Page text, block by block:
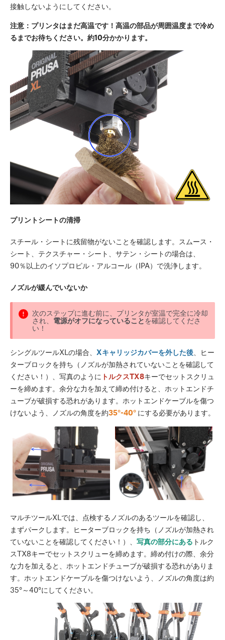
接触しないようにしてください。
注意：プリンタはまだ高温です！高温の部品が周囲温度まで冷め
るまでお待ちください。約10分かかります。
プリントシートの清掃
スチール・シートに残留物がないことを確認します。スムース・
シート、テクスチャー・シート、サテン・シートの場合は、
90％以上のイソプロピル・アルコール（IPA）で洗浄します。
ノズルが緩んでいないか
次のステップに進む前に、プリンタが室温で完全に冷却
され、 電源がオフになっていることを確認してくださ
い！
シングルツールXLの場合、 Xキャリッジカバーを外した後 、ヒー
ターブロックを持ち（ノズルが加熱されていないことを確認して
ください！）、写真のように トルクスTX8キーでセットスクリュ
ーを締めます。余分な力を加えて締め付けると、ホットエンドチ
ューブが破損する恐れがあります。ホットエンドケーブルを傷つ
けないよう、ノズルの角度を約35°-40° にする必要があります。
マルチツールXLでは、点検するノズルのあるツールを確認し、
まずパークします。ヒーターブロックを持ち（ノズルが加熱され
ていないことを確認してください！）、 写真の部分にある トルク
スTX8キーでセットスクリューを締めます。締め付けの際、余分
な力を加えると、ホットエンドチューブが破損する恐れがありま
す。ホットエンドケーブルを傷つけないよう、ノズルの角度は約
35°～40°にしてください。